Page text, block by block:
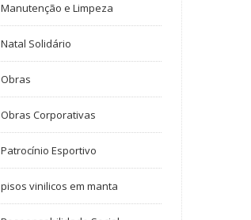
Manutenção e Limpeza
Natal Solidário
Obras
Obras Corporativas
Patrocínio Esportivo
pisos vinilicos em manta